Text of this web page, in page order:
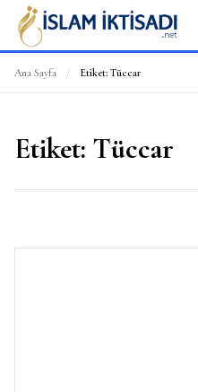
Ana Sayfa / Etiket: Tüccar
Etiket: Tüccar